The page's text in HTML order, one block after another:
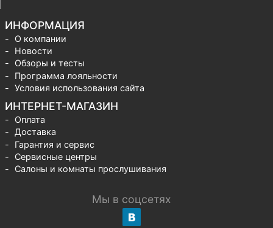
ИНФОРМАЦИЯ
О компании
Новости
Обзоры и тесты
Программа лояльности
Условия использования сайта
ИНТЕРНЕТ-МАГАЗИН
Оплата
Доставка
Гарантия и сервис
Сервисные центры
Салоны и комнаты прослушивания
Мы в соцсетях